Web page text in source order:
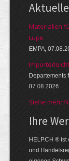
Materialien
Lupe
EMPA,
Departements
07.08.2026
Siehe mehr
Ihre
HELP.CH ®
und